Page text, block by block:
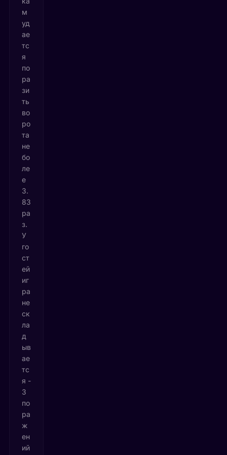
м
уд
ае
тс
я
по
ра
зи
ть
во
ро
та
не
бо
ле
е
3.
83
ра
з.
У
го
ст
ей
иг
ра
не
ск
ла
д
ыв
ае
тс
я -
3
по
ра
ж
ен
ий